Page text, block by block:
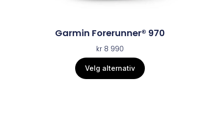
Garmin Forerunner® 970
kr 8 990
Velg alternativ